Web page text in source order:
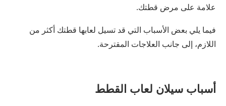
علامة على مرض قطتك.
فيما يلي بعض الأسباب التي قد تسيل لعابها قطتك أكثر من
اللازم، إلى جانب العلاجات المقترحة.
أسباب سيلان لعاب القطط